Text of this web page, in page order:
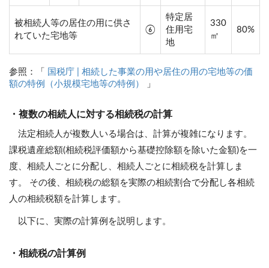
被相続人等の居住の用に供さ
れていた宅地等
⑥
特定居
住用宅
地
330
㎡
80%
参照：「
国税庁 | 相続した事業の用や居住の用の宅地等の価
額の特例（小規模宅地等の特例）
」
・複数の相続人に対する相続税の計算
法定相続人が複数人いる場合は、計算が複雑になります。
課税遺産総額(相続税評価額から基礎控除額を除いた金額)を一
度、相続人ごとに分配し、相続人ごとに相続税を計算しま
す。 その後、相続税の総額を実際の相続割合で分配し各相続
人の相続税額を計算します。
以下に、実際の計算例を説明します。
・相続税の計算例